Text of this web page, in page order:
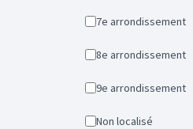
7e arrondissement
8e arrondissement
9e arrondissement
Non localisé